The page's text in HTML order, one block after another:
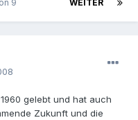
WEITER
9
gelebt und hat auch
Zukunft und die